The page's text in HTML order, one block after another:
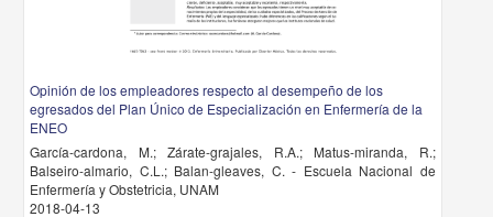
Opinión de los empleadores respecto al desempeño de los
egresados del Plan Único de Especialización en Enfermería de la
ENEO
García-cardona, M.; Zárate-grajales, R.A.; Matus-miranda, R.;
Balseiro-almario, C.L.; Balan-gleaves, C. - Escuela Nacional de
Enfermería y Obstetricia, UNAM
2018-04-13